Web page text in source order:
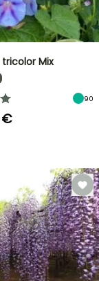
Mix
90
€